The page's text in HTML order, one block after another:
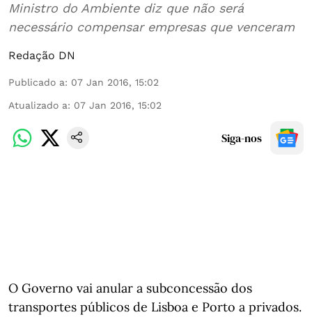
Ministro do Ambiente diz que não será
necessário compensar empresas que venceram
Redação DN
Publicado a: 07 Jan 2016, 15:02
Atualizado a: 07 Jan 2016, 15:02
Siga-nos
O Governo vai anular a subconcessão dos
transportes públicos de Lisboa e Porto a privados.